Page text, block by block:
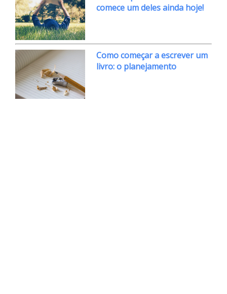
comece um deles ainda hoje!
Como começar a escrever um
livro: o planejamento